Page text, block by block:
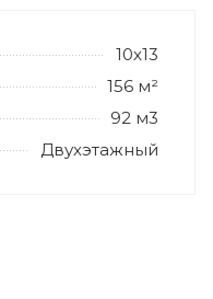
10х13
156 м²
92 м3
Двухэтажный